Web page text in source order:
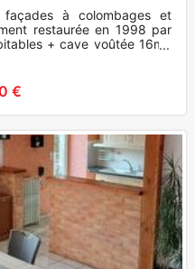
à colombages et
restaurée en 1998 par
+ cave voûtée 16m2
€